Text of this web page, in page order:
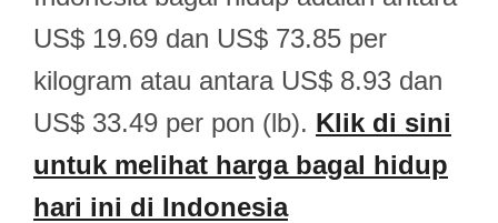
US$ 19.69 dan US$ 73.85 per
kilogram atau antara US$ 8.93 dan
US$ 33.49 per pon (lb). Klik di sini
untuk melihat harga bagal hidup
hari ini di Indonesia